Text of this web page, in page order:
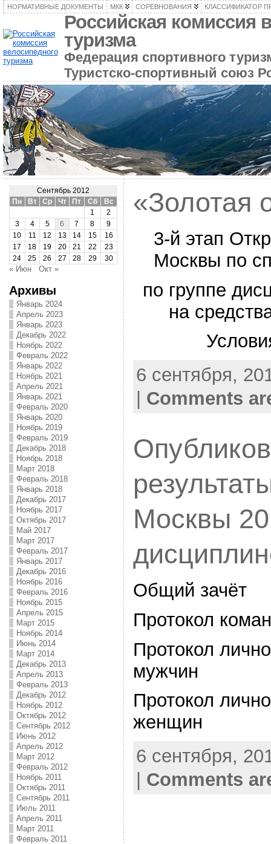
НОРМАТИВНЫЕ ДОКУМЕНТЫ МКК СОРЕВНОВАНИЯ КЛАССИФИКАТОР
Российская комиссия
туризма
Федерация спортивного
Туристско-спортивный союз
Сентябрь 2012
Пн
Вт Ср Чт Пт Сб
Вс
1
2
3
4 5 6 7 8
9
10
11 12 13 14 15
16
17
18 19 20 21 22
23
24
25 26 27 28 29 30
« Июн Окт »
Архивы
Январь 2024
Апрель 2023
Январь 2023
Декабрь 2022
Ноябрь 2022
Февраль 2022
Январь 2022
Ноябрь 2021
Апрель 2021
Январь 2021
Февраль 2020
Январь 2020
Ноябрь 2019
Февраль 2019
Декабрь 2018
Ноябрь 2018
Март 2018
Февраль 2018
Январь 2018
Декабрь 2017
Ноябрь 2017
Октябрь 2017
Май 2017
Март 2017
Февраль 2017
Январь 2017
Декабрь 2016
Ноябрь 2016
Февраль 2016
Ноябрь 2015
Апрель 2015
Март 2015
Ноябрь 2014
Июнь 2014
Март 2014
Декабрь 2013
Апрель 2013
Февраль 2013
Декабрь 2012
Ноябрь 2012
Октябрь 2012
Сентябрь 2012
Июнь 2012
Апрель 2012
Март 2012
Февраль 2012
Ноябрь 2011
Октябрь 2011
Сентябрь 2011
Июль 2011
Апрель 2011
Март 2011
Февраль 2011
«Золотая
3-й этап
Москвы по
по группе
на
6 сентября,
Comments
Москвы
Общий зачёт
Протокол
Протокол
мужчин
Протокол
женщин
6 сентября,
Comments